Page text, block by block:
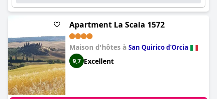
Apartment La Scala 1572
Maison d'hôtes à San Quirico d'Orcia
9,7 Excellent